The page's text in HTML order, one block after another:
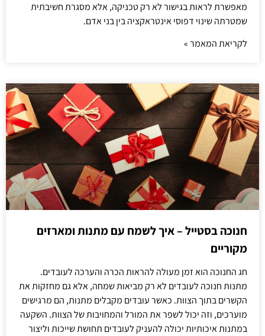
מאפשרת לראות בגישור לא רק טכניקה, אלא מסגרת חשיבתית
שמטרתה שינוי דפוסי אינטראקציה בין בני אדם.
לקריאת המאמר »
חנוכה בסטייל – איך לשמח עם מתנות ומארזים
מקוריים
חג החנוכה הוא זמן מעולה להראות הכרה והערכה לעובדים.
מתנות חנוכה לעובדים לא רק מביאות שמחה, אלא גם מחזקות את
הקשרים בתוך הצוות. כאשר עובדים מקבלים מתנות, הם מרגישים
מוערכים, וזה יכול לשפר את המורל והמחויבות של הצוות. השקעה
במתנות איכותיות יכולה להעניק לעובדים תחושת שייכות וליצור